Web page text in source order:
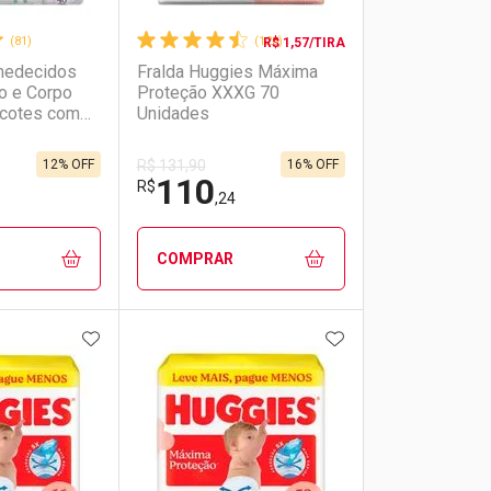
(81)
e Corpo
com
12% OFF
(128)
R$ 1,57/TIRA
Fralda Huggies Máxima
Proteção XXXG 70
Unidades
R$ 131,90
R$110,24
16% OFF
COMPRAR
Laboratório
Por Menos
ADICIONAR AOS FAVORITOSADICIONAR AOS